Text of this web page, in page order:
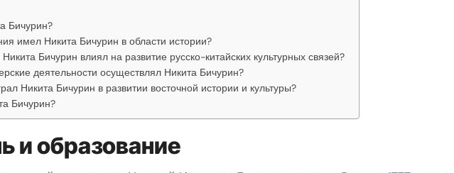
Бичурин?
имел Никита Бичурин в области истории?
Бичурин влиял на развитие русско-китайских культурных связей?
деятельности осуществлял Никита Бичурин?
Никита Бичурин в развитии восточной истории и культуры?
Бичурин?
и образование